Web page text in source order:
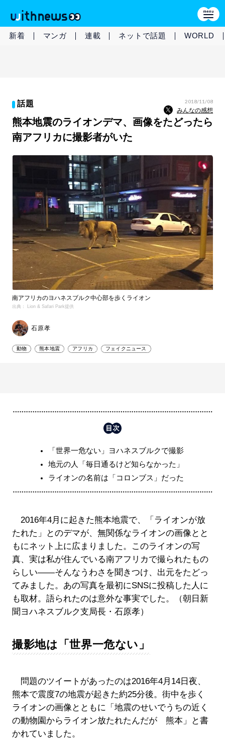
新着 マンガ 連載 ネットで話題 WORLD
話題 2018/11/08
みんなの感想
熊本地震のライオンデマ、画像をたどったら
南アフリカに撮影者がいた
南アフリカのヨハネスブルク中心部を歩くライオン
出典： Lion & Safari Park提供
石原孝
動物 熊本地震 アフリカ フェイクニュース
「世界一危ない」ヨハネスブルクで撮影
地元の人「毎日通るけど知らなかった」
ライオンの名前は「コロンブス」だった
2016年4月に起きた熊本地震で、「ライオンが放
たれた」とのデマが、無関係なライオンの画像とと
もにネット上に広まりました。このライオンの写
真、実は私が住んでいる南アフリカで撮られたもの
らしい――そんなうわさを聞きつけ、出元をたどっ
てみました。あの写真を最初にSNSに投稿した人に
も取材。語られたのは意外な事実でした。（朝日新
聞ヨハネスブルク支局長・石原孝）
撮影地は「世界一危ない」
問題のツイートがあったのは2016年4月14日夜、
熊本で震度7の地震が起きた約25分後。街中を歩く
ライオンの画像とともに「地震のせいでうちの近く
の動物園からライオン放たれたんだが 熊本」と書
かれていました。